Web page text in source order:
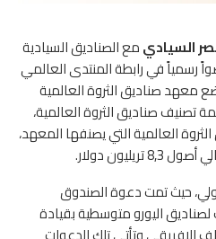
السياديمع الصناديق السيادية
رسمياً في رابطة المنتدى العالمي
معهد صناديق الثروة العالمية
صناديق الثروة العالمية،
بين صناديق الثروة العالمية التي يصنفها المعهد،
حيث تمت دعوة الصندوق
اليورو متوسطية بقيادة